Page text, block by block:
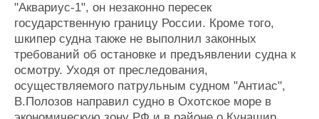
Конференции
Выставки и семинары
Личности
Словарь
Флот
Галерея флота
Форум
Отзывы
Все службы
"Аквариус-1", он незаконно пересек
государственную границу России. Кроме того,
шкипер судна также не выполнил законных
требований об остановке и предъявлении судна к
осмотру. Уходя от преследования,
осуществляемого патрульным судном "Антиас",
В.Полозов направил судно в Охотское море в